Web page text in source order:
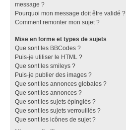
message ?
Pourquoi mon message doit être validé ?
Comment remonter mon sujet ?
Mise en forme et types de sujets
Que sont les BBCodes ?
Puis-je utiliser le HTML ?
Que sont les smileys ?
Puis-je publier des images ?
Que sont les annonces globales ?
Que sont les annonces ?
Que sont les sujets épinglés ?
Que sont les sujets verrouillés ?
Que sont les icônes de sujet ?